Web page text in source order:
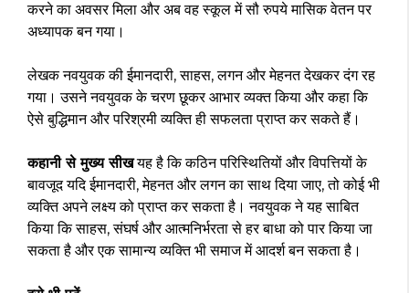
करने का अवसर मिला और अब वह स्कूल में सौ रुपये मासिक वेतन पर
अध्यापक बन गया।
लेखक नवयुवक की ईमानदारी, साहस, लगन और मेहनत देखकर दंग रह
गया। उसने नवयुवक के चरण छूकर आभार व्यक्त किया और कहा कि
ऐसे बुद्धिमान और परिश्रमी व्यक्ति ही सफलता प्राप्त कर सकते हैं।
कहानी से मुख्य सीखयह है कि कठिन परिस्थितियों और विपत्तियों के
बावजूद यदि ईमानदारी, मेहनत और लगन का साथ दिया जाए, तो कोई भी
व्यक्ति अपने लक्ष्य को प्राप्त कर सकता है। नवयुवक ने यह साबित
किया कि साहस, संघर्ष और आत्मनिर्भरता से हर बाधा को पार किया जा
सकता है और एक सामान्य व्यक्ति भी समाज में आदर्श बन सकता है।